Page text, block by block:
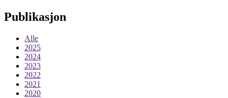
Publikasjon
Alle
2025
2024
2023
2022
2021
2020